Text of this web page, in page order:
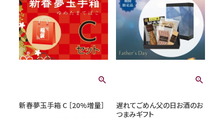
新春夢玉手箱 C ［20%増量］
遅れてごめん父の日お酒のお
つまみギフト